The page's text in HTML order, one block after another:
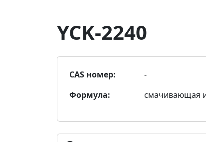
YCK-2240
CAS номер:
-
Формула:
смачивающая